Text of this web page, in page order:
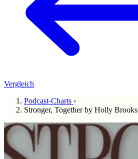
Vergleich
Podcast-Charts ›
Stronger, Together by Holly Brooks